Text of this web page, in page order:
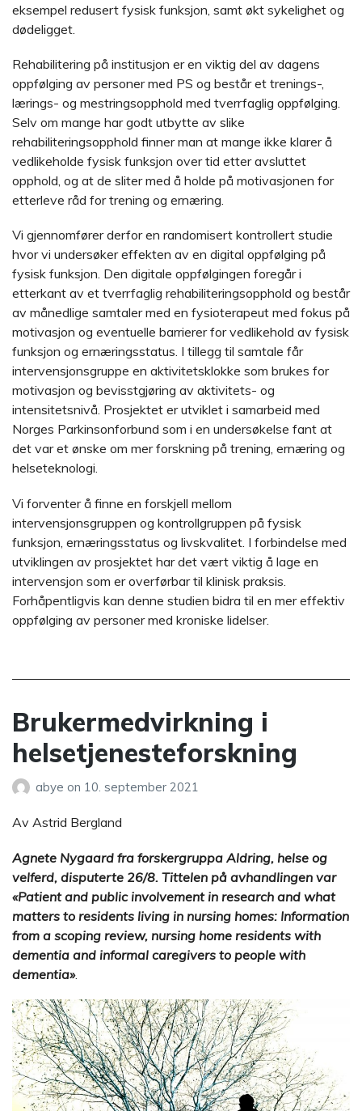
eksempel redusert fysisk funksjon, samt økt sykelighet og
dødeligget.
Rehabilitering på institusjon er en viktig del av dagens
oppfølging av personer med PS og består et trenings-,
lærings- og mestringsopphold med tverrfaglig oppfølging.
Selv om mange har godt utbytte av slike
rehabiliteringsopphold finner man at mange ikke klarer å
vedlikeholde fysisk funksjon over tid etter avsluttet
opphold, og at de sliter med å holde på motivasjonen for
etterleve råd for trening og ernæring.
Vi gjennomfører derfor en randomisert kontrollert studie
hvor vi undersøker effekten av en digital oppfølging på
fysisk funksjon. Den digitale oppfølgingen foregår i
etterkant av et tverrfaglig rehabiliteringsopphold og består
av månedlige samtaler med en fysioterapeut med fokus på
motivasjon og eventuelle barrierer for vedlikehold av fysisk
funksjon og ernæringsstatus. I tillegg til samtale får
intervensjonsgruppe en aktivitetsklokke som brukes for
motivasjon og bevisstgjøring av aktivitets- og
intensitetsnivå. Prosjektet er utviklet i samarbeid med
Norges Parkinsonforbund som i en undersøkelse fant at
det var et ønske om mer forskning på trening, ernæring og
helseteknologi.
Vi forventer å finne en forskjell mellom
intervensjonsgruppen og kontrollgruppen på fysisk
funksjon, ernæringsstatus og livskvalitet. I forbindelse med
utviklingen av prosjektet har det vært viktig å lage en
intervensjon som er overførbar til klinisk praksis.
Forhåpentligvis kan denne studien bidra til en mer effektiv
oppfølging av personer med kroniske lidelser.
Brukermedvirkning i
helsetjenesteforskning
abye on 10. september 2021
Av Astrid Bergland
Agnete Nygaard fra forskergruppa Aldring, helse og
velferd, disputerte 26/8. Tittelen på avhandlingen var
«Patient and public involvement in research and what
matters to residents living in nursing homes: Information
from a scoping review, nursing home residents with
dementia and informal caregivers to people with
dementia».